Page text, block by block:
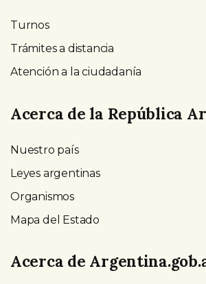
Turnos
Trámites a distancia
Atención a la ciudadanía
Acerca de la República
Nuestro país
Leyes argentinas
Organismos
Mapa del Estado
Acerca de